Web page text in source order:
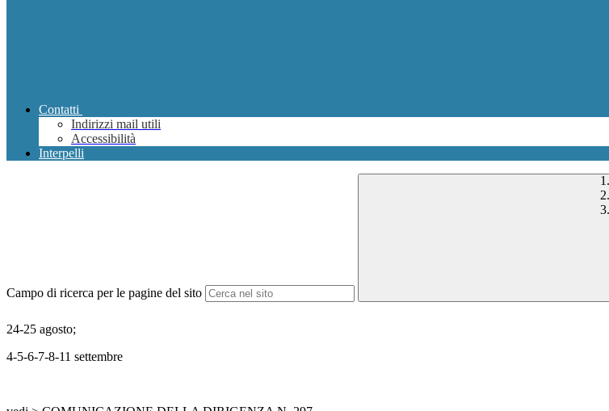
Contatti
Indirizzi mail utili
Accessibilità
Interpelli
Campo di ricerca per le pagine del sito
24-25 agosto;
4-5-6-7-8-11 settembre